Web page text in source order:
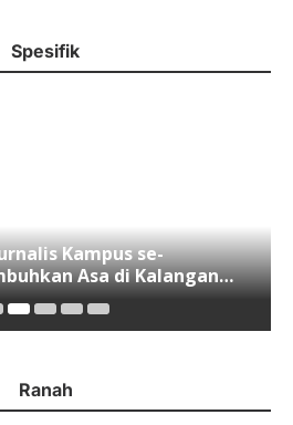
Spesifik
Kampus se-
Asa di Kalangan
Disruspi Digital
Ranah